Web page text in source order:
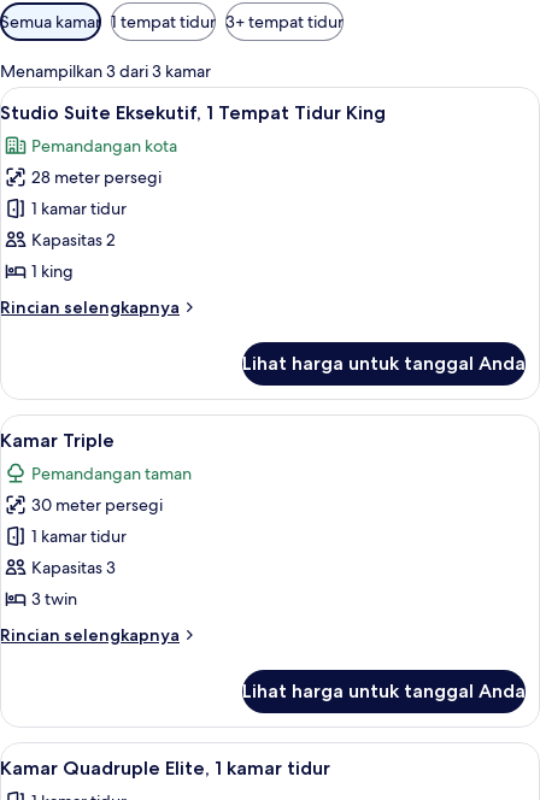
Filter
tersedia
untuk
kamar
Semua kamar 1 tempat tidur 3+ tempat tidur
Menampilkan 3 dari 3 kamar
Lihat
semua
foto
untuk
Studio
Suite
Eksekutif,
Tempat
Studio Suite Eksekutif, 1 Tempat
5
Studio Suite Eksekutif, 1 Tempat Tidur King
Pemandangan kota
28 meter persegi
1 kamar tidur
Kapasitas 2
1 king
Rincian selengkapnya
Rincian
Studio
Suite
Eksekutif,
Tempat
Tidur
King
Lihat harga untuk tanggal Anda
Lihat
semua
foto
untuk
Kamar
Triple
Kamar Triple | Seprai premium,
16
Kamar Triple
Pemandangan taman
30 meter persegi
1 kamar tidur
Kapasitas 3
3 twin
Rincian selengkapnya
Rincian
Kamar
Triple
Lihat harga untuk tanggal Anda
Lihat
semua
Seprai premium, selimut bulu
6
Kamar Quadruple Elite, 1 kamar tidur